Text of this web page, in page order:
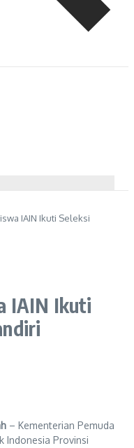
IAIN Ikuti Seleksi
IAIN Ikuti
– Kementerian Pemuda
Indonesia Provinsi